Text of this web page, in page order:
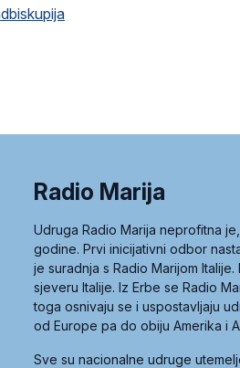
Radio Marija
Udruga Radio Marija neprofitna
godine. Prvi inicijativni odbor
je suradnja s Radio Marijom
sjeveru Italije. Iz Erbe se Radio
toga osnivaju se i uspostavljaju
od Europe pa do obiju Amerika i
Sve su nacionalne udruge